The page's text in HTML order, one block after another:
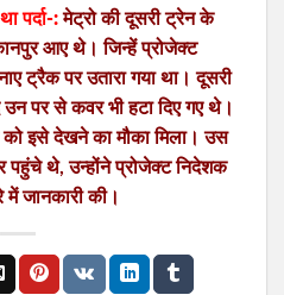
पर्दा-: मेट्रो की दूसरी ट्रेन के
आए थे। जिन्हें प्रोजेक्ट
ट्रैक पर उतारा गया था। दूसरी
पर से कवर भी हटा दिए गए थे।
को इसे देखने का मौका मिला। उस
पहुंचे थे, उन्होंने प्रोजेक्ट निदेशक
में जानकारी की।